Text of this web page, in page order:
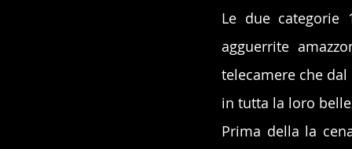
Le due categorie
agguerrite
telecamere che
in tutta la loro
Prima della la